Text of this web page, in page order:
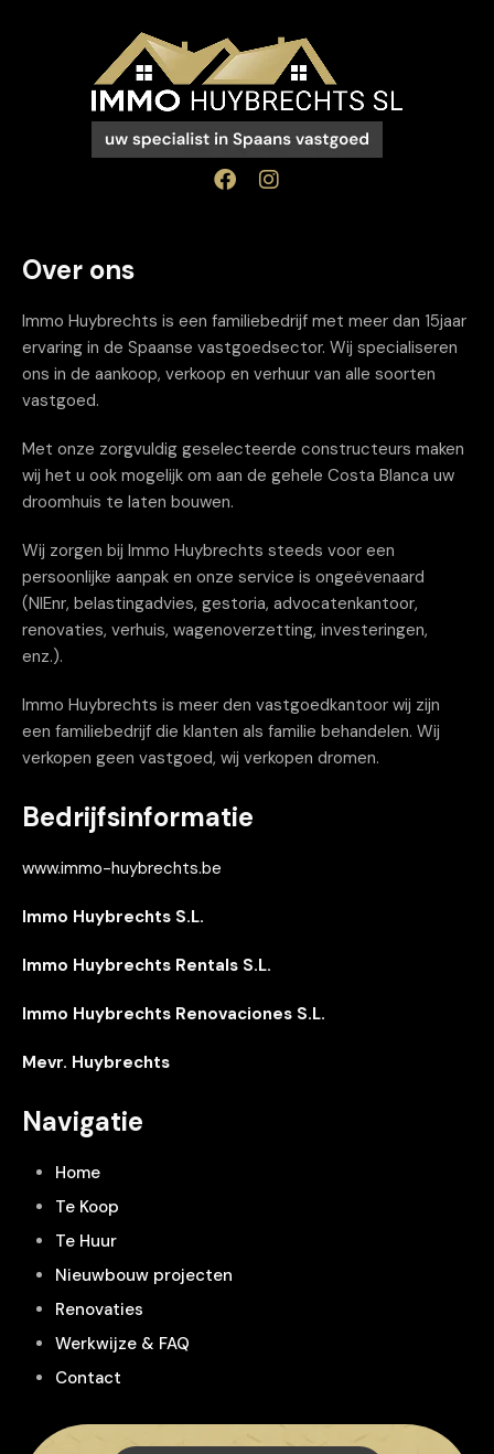
Over ons
Immo Huybrechts is een familiebedrijf met meer dan 15jaar
ervaring in de Spaanse vastgoedsector. Wij specialiseren
ons in de aankoop, verkoop en verhuur van alle soorten
vastgoed.
Met onze zorgvuldig geselecteerde constructeurs maken
wij het u ook mogelijk om aan de gehele Costa Blanca uw
droomhuis te laten bouwen.
Wij zorgen bij Immo Huybrechts steeds voor een
persoonlijke aanpak en onze service is ongeëvenaard
(NIEnr, belastingadvies, gestoria, advocatenkantoor,
renovaties, verhuis, wagenoverzetting, investeringen,
enz.).
Immo Huybrechts is meer den vastgoedkantoor wij zijn
een familiebedrijf die klanten als familie behandelen. Wij
verkopen geen vastgoed, wij verkopen dromen.
Bedrijfsinformatie
www.immo-huybrechts.be
Immo Huybrechts S.L.
Immo Huybrechts Rentals S.L.
Immo Huybrechts Renovaciones S.L.
Mevr. Huybrechts
Navigatie
Home
Te Koop
Te Huur
Nieuwbouw projecten
Renovaties
Werkwijze & FAQ
Contact